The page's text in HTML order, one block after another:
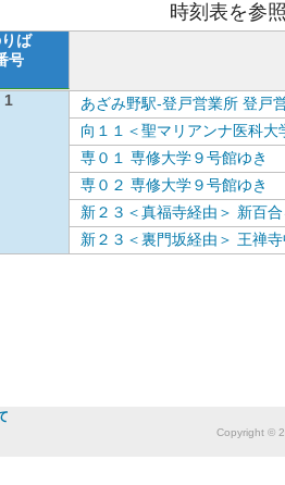
時刻表を参
ば
号
1
あざみ野駅-登戸営業所 登戸
向１１＜聖マリアンナ医科大
専０１ 専修大学９号館ゆき
専０２ 専修大学９号館ゆき
新２３＜真福寺経由＞ 新百合
新２３＜裏門坂経由＞ 王禅
Copyright ©